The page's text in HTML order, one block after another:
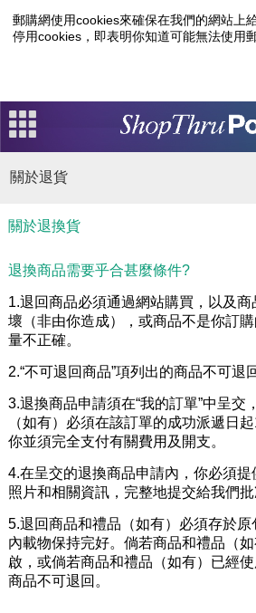
郵購網使用cookies來確保在我們的網站上
停用cookies，即表明你知道可能無法使用
關於退貨
關於退換貨
退換商品需要乎合甚麼條件?
1.退回商品必須通過網站購買，以及
壞（非由你造成），或商品不是你訂
量不正確。
2.“不可退回商品”項列出的商品不可退
3.退換商品申請須在“我的訂單”中呈交
（如有）必須在該訂單的成功派遞日
你並須完全支付有關費用及開支。
4.在呈交的退換商品申請內，你必須
照片和相關資訊，完整地提交給我們批
5.退回商品和禮品（如有）必須存於
內載物保持完好。倘若商品和禮品（
啟，或倘若商品和禮品（如有）已經
商品不可退回。